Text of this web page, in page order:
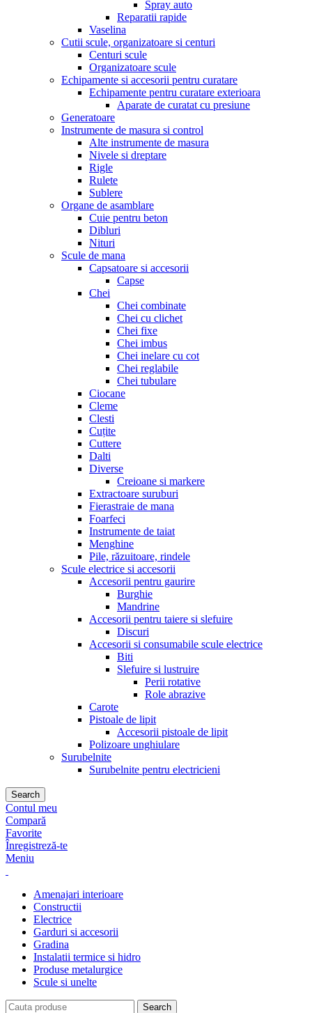
Spray auto
Reparatii rapide
Vaselina
Cutii scule, organizatoare si centuri
Centuri scule
Organizatoare scule
Echipamente si accesorii pentru curatare
Echipamente pentru curatare exterioara
Aparate de curatat cu presiune
Generatoare
Instrumente de masura si control
Alte instrumente de masura
Nivele si dreptare
Rigle
Rulete
Sublere
Organe de asamblare
Cuie pentru beton
Dibluri
Nituri
Scule de mana
Capsatoare si accesorii
Capse
Chei
Chei combinate
Chei cu clichet
Chei fixe
Chei imbus
Chei inelare cu cot
Chei reglabile
Chei tubulare
Ciocane
Cleme
Clesti
Cuțite
Cuttere
Dalti
Diverse
Creioane si markere
Extractoare suruburi
Fierastraie de mana
Foarfeci
Instrumente de taiat
Menghine
Pile, răzuitoare, rindele
Scule electrice si accesorii
Accesorii pentru gaurire
Burghie
Mandrine
Accesorii pentru taiere si slefuire
Discuri
Accesorii si consumabile scule electrice
Biti
Slefuire si lustruire
Perii rotative
Role abrazive
Carote
Pistoale de lipit
Accesorii pistoale de lipit
Polizoare unghiulare
Surubelnite
Surubelnite pentru electricieni
Search
Contul meu
Compară
Favorite
Înregistreză-te
Meniu
Amenajari interioare
Constructii
Electrice
Garduri si accesorii
Gradina
Instalatii termice si hidro
Produse metalurgice
Scule si unelte
Search